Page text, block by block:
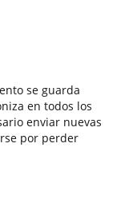
se guarda
en todos los
enviar nuevas
por perder